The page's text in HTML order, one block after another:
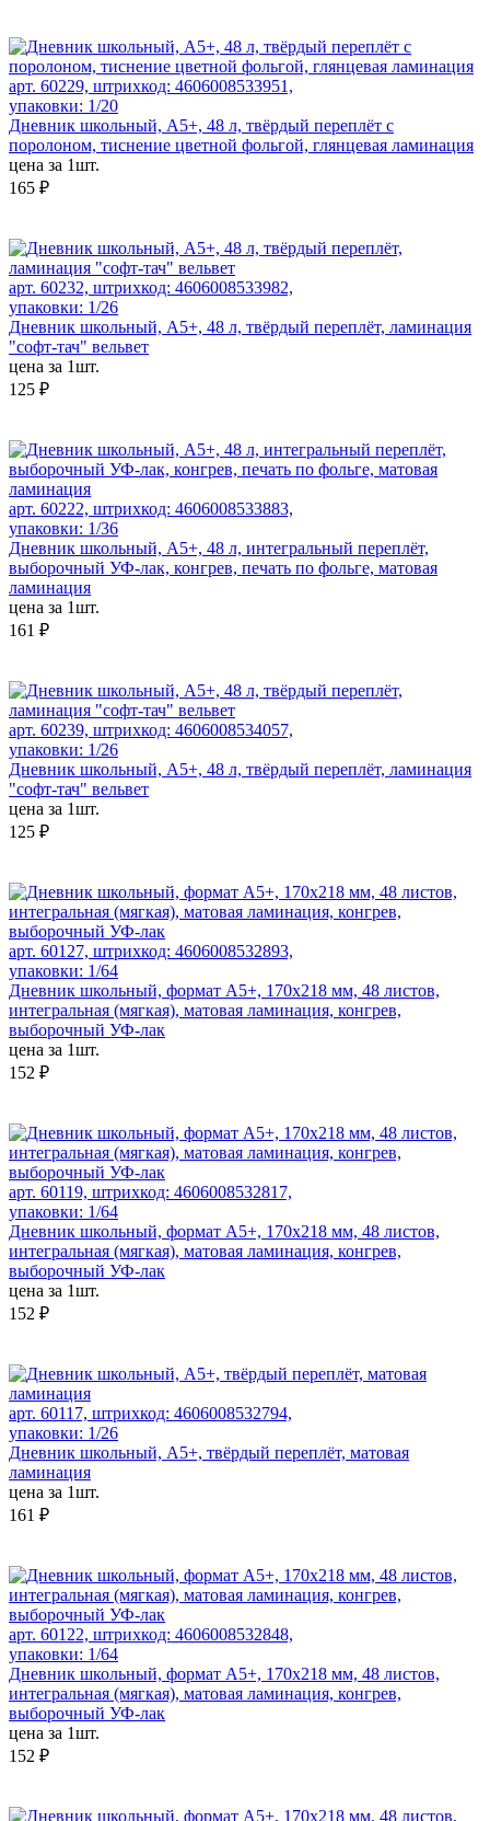
арт. 60229, штрихкод: 4606008533951,
упаковки: 1/20
Дневник школьный, А5+, 48 л, твёрдый переплёт с
поролоном, тиснение цветной фольгой, глянцевая ламинация
цена за 1шт.
165 ₽
арт. 60232, штрихкод: 4606008533982,
упаковки: 1/26
Дневник школьный, А5+, 48 л, твёрдый переплёт, ламинация
"софт-тач" вельвет
цена за 1шт.
125 ₽
арт. 60222, штрихкод: 4606008533883,
упаковки: 1/36
Дневник школьный, А5+, 48 л, интегральный переплёт,
выборочный УФ-лак, конгрев, печать по фольге, матовая
ламинация
цена за 1шт.
161 ₽
арт. 60239, штрихкод: 4606008534057,
упаковки: 1/26
Дневник школьный, А5+, 48 л, твёрдый переплёт, ламинация
"софт-тач" вельвет
цена за 1шт.
125 ₽
арт. 60127, штрихкод: 4606008532893,
упаковки: 1/64
Дневник школьный, формат А5+, 170х218 мм, 48 листов,
интегральная (мягкая), матовая ламинация, конгрев,
выборочный УФ-лак
цена за 1шт.
152 ₽
арт. 60119, штрихкод: 4606008532817,
упаковки: 1/64
Дневник школьный, формат А5+, 170х218 мм, 48 листов,
интегральная (мягкая), матовая ламинация, конгрев,
выборочный УФ-лак
цена за 1шт.
152 ₽
арт. 60117, штрихкод: 4606008532794,
упаковки: 1/26
Дневник школьный, А5+, твёрдый переплёт, матовая
ламинация
цена за 1шт.
161 ₽
арт. 60122, штрихкод: 4606008532848,
упаковки: 1/64
Дневник школьный, формат А5+, 170х218 мм, 48 листов,
интегральная (мягкая), матовая ламинация, конгрев,
выборочный УФ-лак
цена за 1шт.
152 ₽